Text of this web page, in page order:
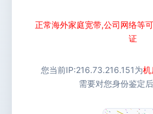
正常海外家庭宽带,公司网络等
证
您当前IP:216.73.216.151为机
需要对您身份鉴定